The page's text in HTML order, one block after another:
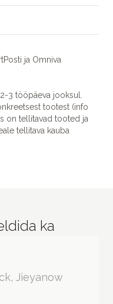
ja Omniva
3 tööpäeva jooksul.
tootest (info
on tellitavad tooted ja
tellitava kauba
ka
Jieyanow